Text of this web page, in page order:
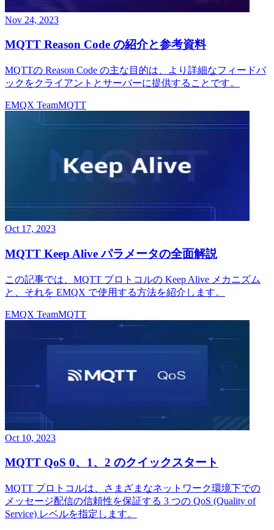
Nov 24, 2023
MQTT Reason Code の紹介と参考資料
MQTTの Reason Code の主な目的は、より詳細なフィードバ
ックをクライアントとサーバーに提供することです。
EMQX TeamMQTT
Oct 17, 2023
MQTT Keep Alive パラメータの全面解説
この記事では、MQTT プロトコルの Keep Alive メカニズム
と、それを EMQX で使用する方法を紹介します。
EMQX TeamMQTT
Oct 10, 2023
MQTT QoS 0、1、2 のクイックスタート
MQTT プロトコルは、さまざまなネットワーク環境下での
メッセージ配信の信頼性を保証する 3 つの QoS (Quality of
Service) レベルを指定します。